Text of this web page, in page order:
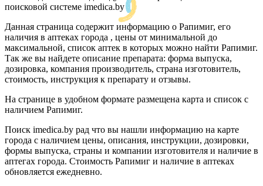
поисковой системе imedica.by
Данная страница содержит информацию о Рапимиг, его
наличия в аптеках города , цены от минимальной до
максимальной, список аптек в которых можно найти Рапимиг.
Так же вы найдете описание препарата: форма выпуска,
дозировка, компания производитель, страна изготовитель,
стоимость, инструкция к препарату и отзывы.
На странице в удобном формате размещена карта и список с
наличием Рапимиг.
Поиск imedica.by рад что вы нашли информацию на карте
города с наличием цены, описания, инструкции, дозировки,
формы выпуска, страны и компании изготовителя и наличие в
аптегах города. Стоимость Рапимиг и наличие в аптеках
обновляется ежедневно.